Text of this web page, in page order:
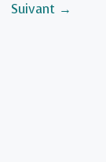
Suivant →